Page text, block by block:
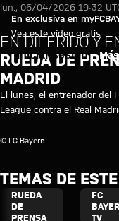
Vídeo:
Reproducir vídeo
En exclusiva en
Vea este vídeo gratis
Iniciar sesión
lun., 06/04/2026 19:32
EN DIFERIDO Y
RUEDA DE
MADRID
El lunes, el entrenador del
League contra el Real
© FC Bayern
TEMAS DE
RUEDA
DE
PRENSA
FC
TV